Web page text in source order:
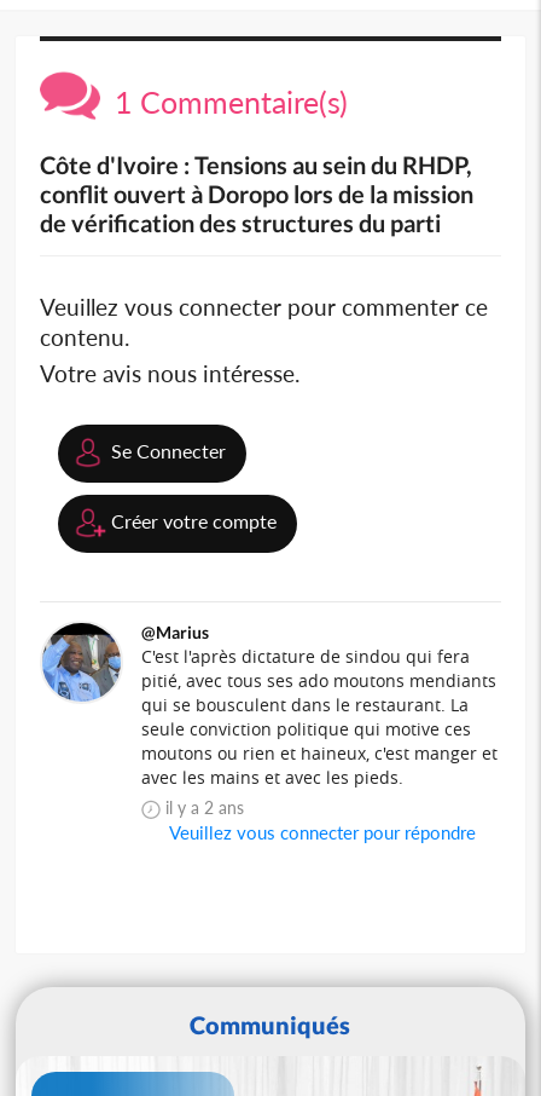
1 Commentaire(s)
Côte d'Ivoire : Tensions au sein du RHDP,
conflit ouvert à Doropo lors de la mission
de vérification des structures du parti
Veuillez vous connecter pour commenter ce
contenu.
Votre avis nous intéresse.
Se Connecter
Créer votre compte
@Marius
C'est l'après dictature de sindou qui fera
pitié, avec tous ses ado moutons mendiants
qui se bousculent dans le restaurant. La
seule conviction politique qui motive ces
moutons ou rien et haineux, c'est manger et
avec les mains et avec les pieds.
il y a 2 ans
Veuillez vous connecter pour répondre
Communiqués